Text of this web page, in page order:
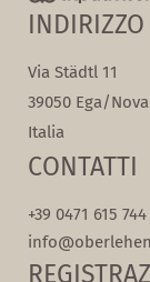
INDIRIZZO
Via Städtl 11
39050 Ega/
Italia
CONTATTI
+39 0471 615 744
info@